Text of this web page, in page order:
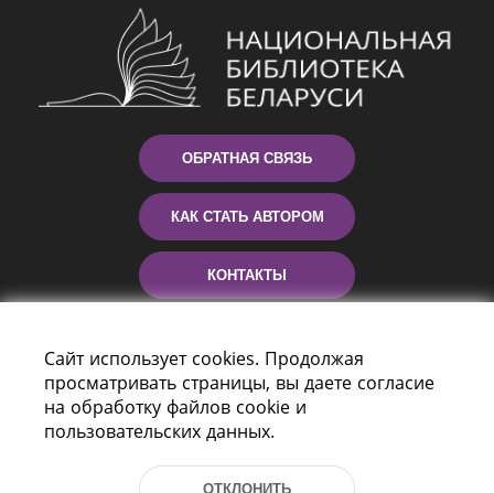
ОБРАТНАЯ СВЯЗЬ
КАК СТАТЬ АВТОРОМ
КОНТАКТЫ
Сайт использует cookies. Продолжая
просматривать страницы, вы даете согласие
на обработку файлов cookie и
пользовательских данных.
ОТКЛОНИТЬ